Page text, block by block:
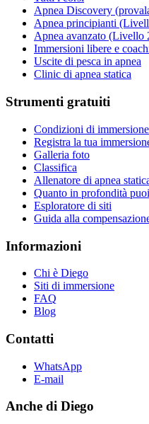
Apnea Discovery
Apnea principianti
Apnea avanzato (Livello
Immersioni libere e
Uscite di pesca in apnea
Clinic di apnea statica
Strumenti gratuiti
Condizioni di
Registra la tua
Galleria foto
Classifica
Allenatore di apnea
Quanto in profondità
Esploratore di siti
Guida alla
Informazioni
Chi è Diego
Siti di immersione
FAQ
Blog
Contatti
WhatsApp
E-mail
Anche di Diego